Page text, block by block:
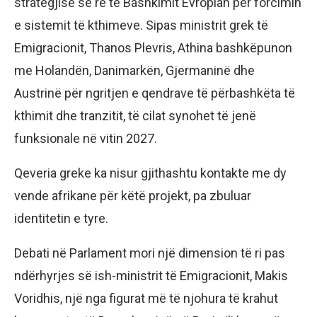
e sistemit të kthimeve. Sipas ministrit grek të
Emigracionit, Thanos Plevris, Athina bashkëpunon
me Holandën, Danimarkën, Gjermaninë dhe
Austrinë për ngritjen e qendrave të përbashkëta të
kthimit dhe tranzitit, të cilat synohet të jenë
funksionale në vitin 2027.
Qeveria greke ka nisur gjithashtu kontakte me dy
vende afrikane për këtë projekt, pa zbuluar
identitetin e tyre.
Debati në Parlament mori një dimension të ri pas
ndërhyrjes së ish-ministrit të Emigracionit, Makis
Voridhis, një nga figurat më të njohura të krahut